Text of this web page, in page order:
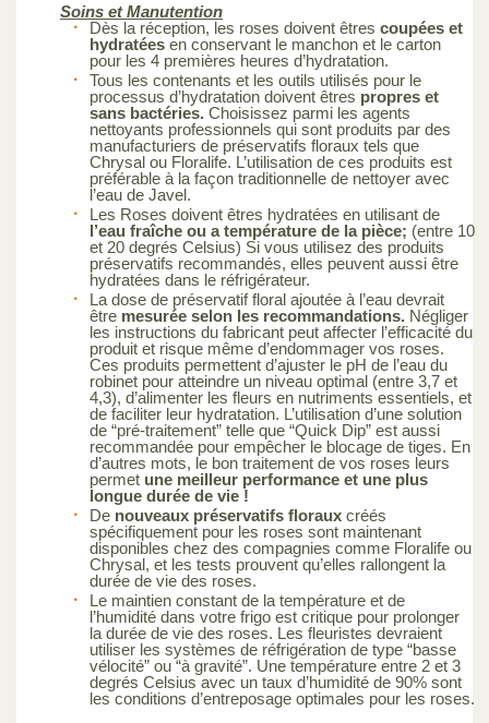
Soins et Manutention
Dès la réception, les roses doivent êtres coupées et
hydratées en conservant le manchon et le carton
pour les 4 premières heures d’hydratation.
Tous les contenants et les outils utilisés pour le
processus d’hydratation doivent êtres propres et
sans bactéries. Choisissez parmi les agents
nettoyants professionnels qui sont produits par des
manufacturiers de préservatifs floraux tels que
Chrysal ou Floralife. L’utilisation de ces produits est
préférable à la façon traditionnelle de nettoyer avec
l’eau de Javel.
Les Roses doivent êtres hydratées en utilisant de
l’eau fraîche ou a température de la pièce; (entre 10
et 20 degrés Celsius) Si vous utilisez des produits
préservatifs recommandés, elles peuvent aussi être
hydratées dans le réfrigérateur.
La dose de préservatif floral ajoutée à l’eau devrait
être mesurée selon les recommandations. Négliger
les instructions du fabricant peut affecter l’efficacité du
produit et risque même d’endommager vos roses.
Ces produits permettent d’ajuster le pH de l’eau du
robinet pour atteindre un niveau optimal (entre 3,7 et
4,3), d’alimenter les fleurs en nutriments essentiels, et
de faciliter leur hydratation. L’utilisation d’une solution
de “pré-traitement” telle que “Quick Dip” est aussi
recommandée pour empêcher le blocage de tiges. En
d’autres mots, le bon traitement de vos roses leurs
permet une meilleur performance et une plus
longue durée de vie !
De nouveaux préservatifs floraux créés
spécifiquement pour les roses sont maintenant
disponibles chez des compagnies comme Floralife ou
Chrysal, et les tests prouvent qu’elles rallongent la
durée de vie des roses.
Le maintien constant de la température et de
l’humidité dans votre frigo est critique pour prolonger
la durée de vie des roses. Les fleuristes devraient
utiliser les systèmes de réfrigération de type “basse
vélocité” ou “à gravité”. Une température entre 2 et 3
degrés Celsius avec un taux d’humidité de 90% sont
les conditions d’entreposage optimales pour les roses.